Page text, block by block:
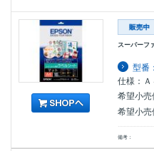
スーパーフ
型番
仕様：Ａ
希望小売
希望小売
備考：